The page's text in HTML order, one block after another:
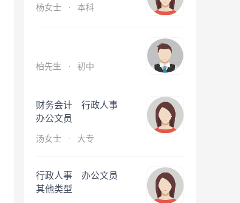
杨女士 · 本科
柏先生 · 初中
财务会计 行政人事
办公文员
汤女士 · 大专
行政人事 办公文员
其他类型